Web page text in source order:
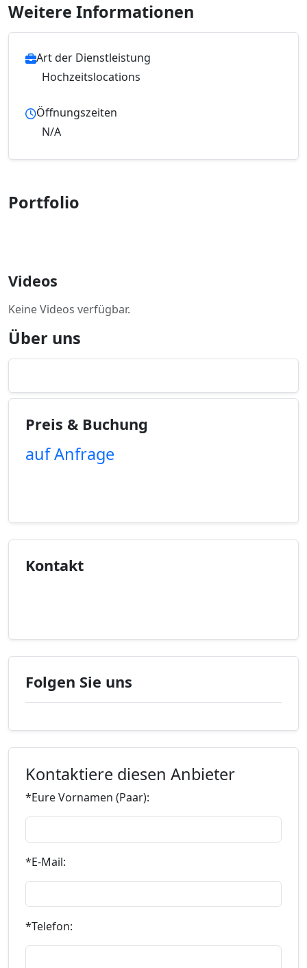
Weitere Informationen
Art der Dienstleistung
Hochzeitslocations
Öffnungszeiten
N/A
Portfolio
Videos
Keine Videos verfügbar.
Über uns
Preis & Buchung
auf Anfrage
Kontakt
Folgen Sie uns
Kontaktiere diesen Anbieter
*Eure Vornamen (Paar):
*E-Mail:
*Telefon: